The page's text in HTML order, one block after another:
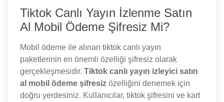
Tiktok Canlı Yayın İzlenme Satın
Al Mobil Ödeme Şifresiz Mi?
Mobil ödeme ile alınan tiktok canlı yayın
paketlerinin en önemli özelliği şifresiz olarak
gerçekleşmesidir. Tiktok canlı yayın izleyici satın
al mobil ödeme şifresiz özelliğini denemek için
doğru yerdesiniz. Kullanıcılar, tiktok şifresini ve kart